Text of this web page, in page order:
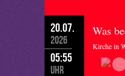
20.07.
2026
05:55
Uhr
Was
Kirche in